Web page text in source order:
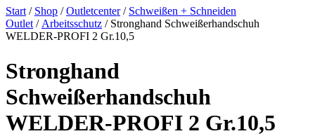
Start / Shop /Outletcenter/ Schweißen + Schneiden
Outlet / Arbeitsschutz / Stronghand Schweißerhandschuh
WELDER-PROFI 2 Gr.10,5
Stronghand
Schweißerhandschuh
WELDER-PROFI 2 Gr.10,5